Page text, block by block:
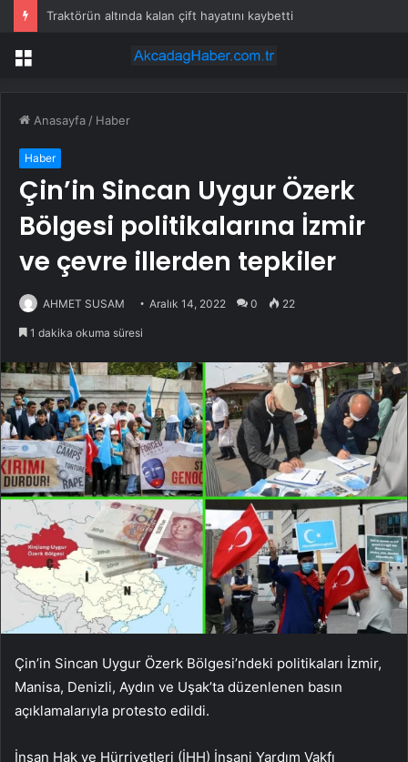
Traktörün altında kalan çift hayatını kaybetti
Menü
Anasayfa / Haber
Haber
Çin’in Sincan Uygur Özerk
Bölgesi politikalarına İzmir
ve çevre illerden tepkiler
AHMET SUSAM Aralık 14, 2022 0 22
1 dakika okuma süresi
Çin’in Sincan Uygur Özerk Bölgesi’ndeki politikaları İzmir,
Manisa, Denizli, Aydın ve Uşak’ta düzenlenen basın
açıklamalarıyla protesto edildi.
İnsan Hak ve Hürriyetleri (İHH) İnsani Yardım Vakfı